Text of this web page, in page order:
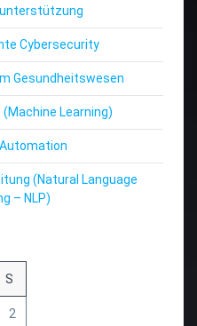
Cybersecurity
Gesundheitswesen
Learning)
(Natural Language
– NLP)
S
2